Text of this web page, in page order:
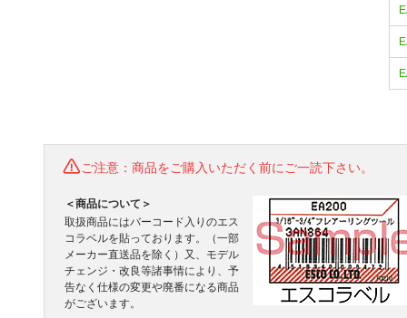
ご注意：商品をご購入いただく前にご一読下さい。
＜商品について＞
取扱商品にはバーコード入りのエス
コラベルを貼っております。（一部
メーカー直送品を除く）又、モデル
チェンジ・改良等諸事情により、予
告なく仕様の変更や廃番になる商品
がございます。